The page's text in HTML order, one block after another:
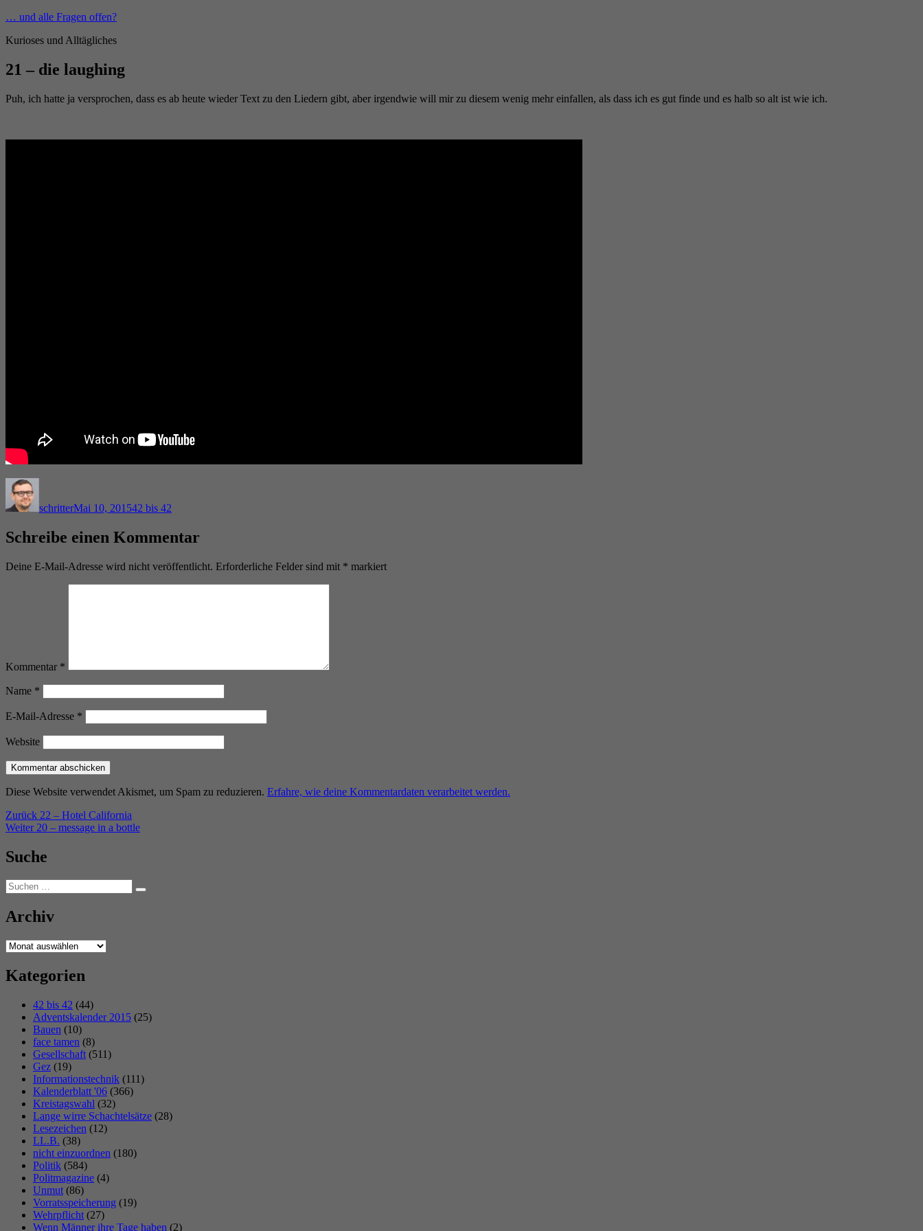
Zum
springen
… und alle Fragen offen?
Kurioses und Alltägliches
21 – die laughing
Puh, ich hatte ja versprochen, dass es ab heute wieder Text zu den Liedern gibt, aber irgendwie will mir zu diesem wenig mehr einfallen, als dass ich es gut finde und es halb so alt ist wie ich.
schritterMai 10, 201542 bis 42
Schreibe einen Kommentar
Deine E-Mail-Adresse wird nicht veröffentlicht. Erforderliche Felder sind mit * markiert
Kommentar *
Name *
E-Mail-Adresse *
Website
Diese Website verwendet Akismet, um Spam zu reduzieren. Erfahre, wie deine Kommentardaten verarbeitet werden.
Beitragsnavigation
Zurück Vorheriger
Beitrag:
22 – Hotel California
Weiter Nächster
20 – message in a bottle
Suche
Suchen
nach:
Suchen
Archiv
Archiv
Kategorien
42 bis 42 (44)
Adventskalender 2015 (25)
Bauen (10)
face tamen (8)
Gesellschaft (511)
Gez (19)
Informationstechnik (111)
Kalenderblatt '06 (366)
Kreistagswahl (32)
Lange wirre Schachtelsätze (28)
Lesezeichen (12)
LL.B. (38)
nicht einzuordnen (180)
Politik (584)
Politmagazine (4)
Unmut (86)
Vorratsspeicherung (19)
Wehrpflicht (27)
Wenn Männer ihre Tage haben (2)